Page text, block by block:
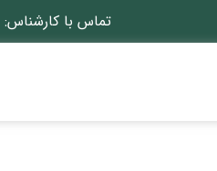
تماس با کارشناس: